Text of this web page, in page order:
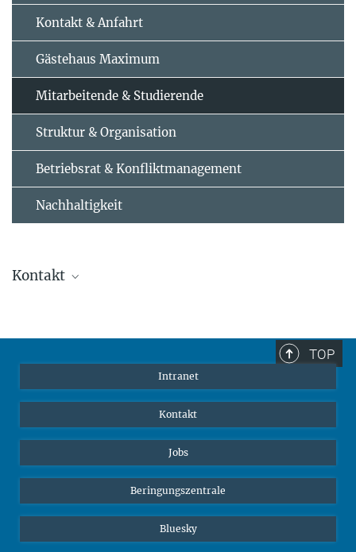
Kontakt & Anfahrt
Gästehaus Maximum
Mitarbeitende & Studierende
Struktur & Organisation
Betriebsrat & Konfliktmanagement
Nachhaltigkeit
Kontakt
TOP
Intranet
Kontakt
Jobs
Beringungszentrale
Bluesky